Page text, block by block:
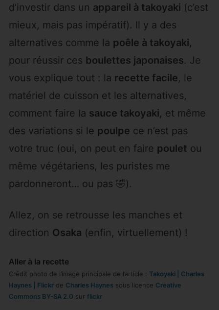
d’investir dans un appareil à takoyaki (c’est
mieux, mais pas impératif). Il y a des
alternatives comme la poêle à takoyaki,
pour réussir ces boulettes japonaises. Je
vous explique tout : la recette facile, le
matériel de cuisson et les alternatives,
comment faire la sauce takoyaki, et même
des variations si le poulpe ce n’est pas
votre truc (oui, on peut en faire poulet ou
même végétariens, les puristes me
pardonneront… ou pas 🤣).
Allez, on se retrousse les manches et
direction Osaka (enfin, virtuellement) !
Aller à la recette
Crédit photo de l’image principale de l’article : Takoyaki | Charles
Haynes | Flickrde Charles Haynessous licence Creative
Commons BY-SA 2.0 sur flickr